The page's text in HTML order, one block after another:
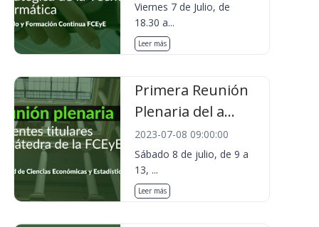
Viernes 7 de Julio, de
18.30 a...
Leer más
Primera Reunión
Plenaria del a...
2023-07-08 09:00:00
Sábado 8 de julio, de 9 a
13, ...
Leer más